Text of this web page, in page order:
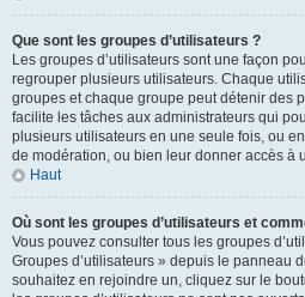
Que sont les groupes d’utilisateurs ?
Les groupes d’utilisateurs sont une façon
regrouper plusieurs utilisateurs. Chaque
groupes et chaque groupe peut détenir des
facilite les tâches aux administrateurs qui
plusieurs utilisateurs en une seule fois, ou
de modération, ou bien leur donner accès à
Haut
Où sont les groupes d’utilisateurs et
Vous pouvez consulter tous les groupes
Groupes d’utilisateurs » depuis le panneau
souhaitez en rejoindre un, cliquez sur le